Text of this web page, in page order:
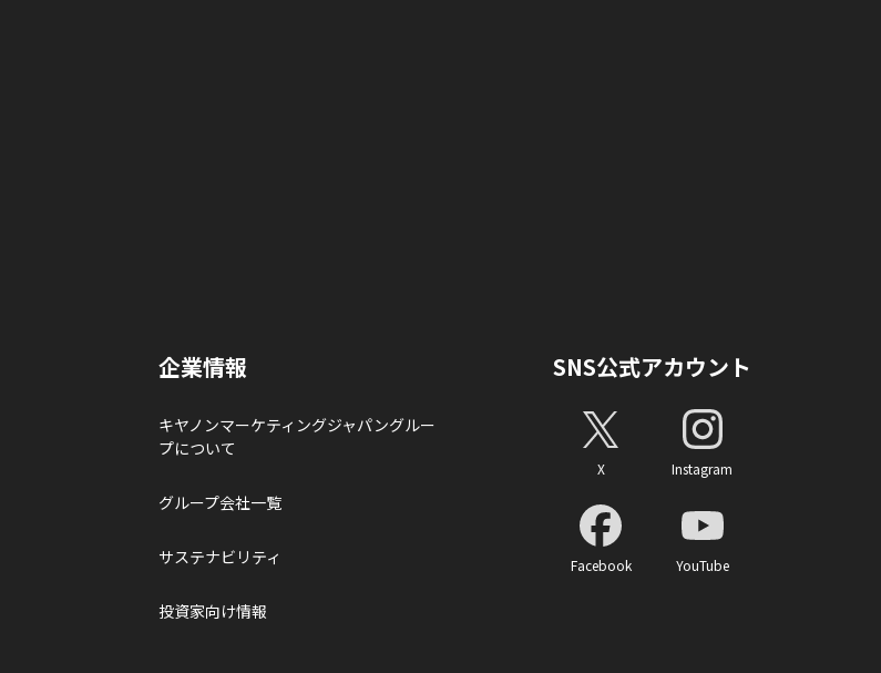
企業情報
キヤノンマーケティングジャパングルー
プについて
グループ会社一覧
サステナビリティ
投資家向け情報
SNS公式アカウント
X Instagram
Facebook YouTube